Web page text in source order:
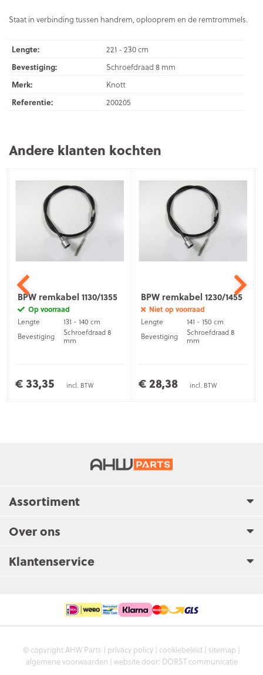
Staat in verbinding tussen handrem, oplooprem en de remtrommels.
Lengte:
221 - 230 cm
Bevestiging:
Schroefdraad 8 mm
Merk:
Knott
Referentie:
200205
Andere klanten kochten
BPW remkabel 1130/1355
Op voorraad
Lengte
131 - 140 cm
Bevestiging
Schroefdraad 8
mm
€ 33,35 incl. BTW
BPW remkabel 1230/1455
Niet op voorraad
Lengte
141 - 150 cm
Bevestiging
Schroefdraad 8
mm
€ 28,38 incl. BTW
Assortiment
Over ons
Klantenservice
© copyright AHW Parts | privacy policy | cookiebeleid | sitemap |
algemene voorwaarden | website door: DORST communicatie